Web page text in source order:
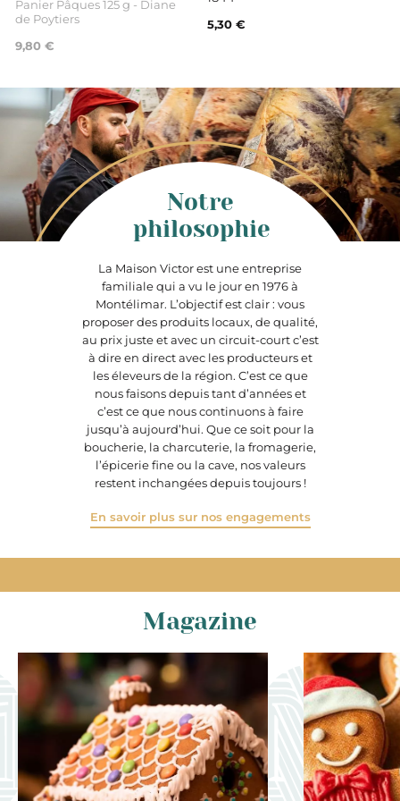
Panier Pâques 125 g - Diane
de Poytiers
9,80 €
5,30 €
La Maison Victor est une entreprise
familiale qui a vu le jour en 1976 à
Montélimar. L’objectif est clair : vous
proposer des produits locaux, de qualité,
au prix juste et avec un circuit-court c’est
à dire en direct avec les producteurs et
les éleveurs de la région. C’est ce que
nous faisons depuis tant d’années et
c’est ce que nous continuons à faire
jusqu’à aujourd’hui. Que ce soit pour la
boucherie, la charcuterie, la fromagerie,
l’épicerie fine ou la cave, nos valeurs
restent inchangées depuis toujours !
En savoir plus sur nos engagements
Notre
philosophie
Magazine